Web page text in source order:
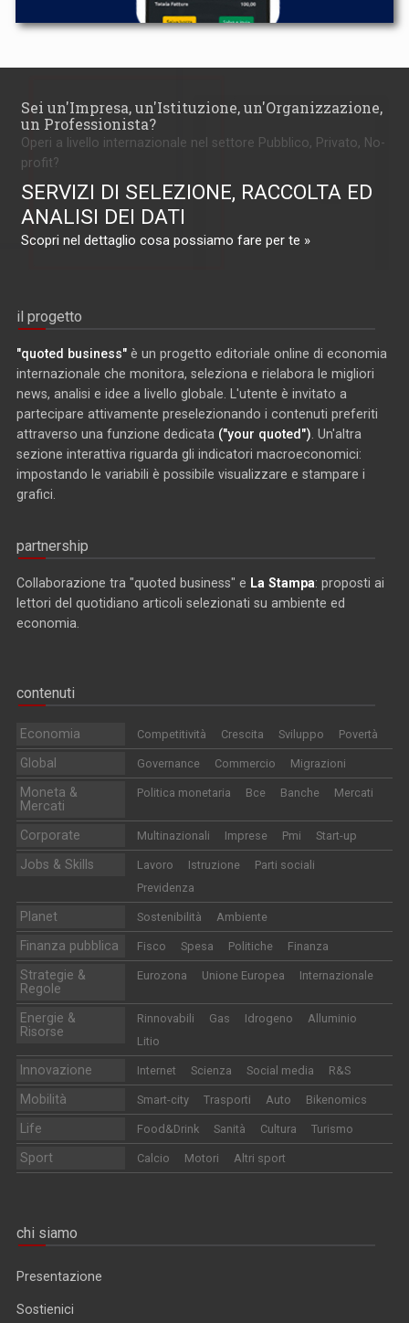
Sei un'Impresa, un'Istituzione, un'Organizzazione,
un Professionista?
Operi a livello internazionale nel settore Pubblico, Privato, No-
profit?
SERVIZI DI SELEZIONE, RACCOLTA ED
ANALISI DEI DATI
Scopri nel dettaglio cosa possiamo fare per te »
il progetto
"quoted business" è un progetto editoriale online di economia
internazionale che monitora, seleziona e rielabora le migliori
news, analisi e idee a livello globale. L'utente è invitato a
partecipare attivamente preselezionando i contenuti preferiti
attraverso una funzione dedicata ("your quoted") . Un'altra
sezione interattiva riguarda gli indicatori macroeconomici:
impostando le variabili è possibile visualizzare e stampare i
grafici.
partnership
Collaborazione tra "quoted business" e La Stampa: proposti ai
lettori del quotidiano articoli selezionati su ambiente ed
economia.
contenuti
Economia Competitività Crescita Sviluppo Povertà
Global Governance Commercio Migrazioni
Moneta &
Mercati
Politica monetaria Bce Banche Mercati
Corporate Multinazionali Imprese Pmi Start-up
Jobs & Skills Lavoro Istruzione
Parti sociali
Previdenza
Planet Sostenibilità Ambiente
Finanza pubblica Fisco Spesa Politiche Finanza
Strategie &
Regole
Eurozona Unione Europea Internazionale
Energie &
Risorse
Rinnovabili Gas Idrogeno
Alluminio
Litio
Innovazione Internet Scienza Social media R&S
Mobilità Smart-city Trasporti Auto Bikenomics
Life Food&Drink Sanità Cultura Turismo
Sport Calcio Motori Altri sport
chi siamo
Presentazione
Sostienici